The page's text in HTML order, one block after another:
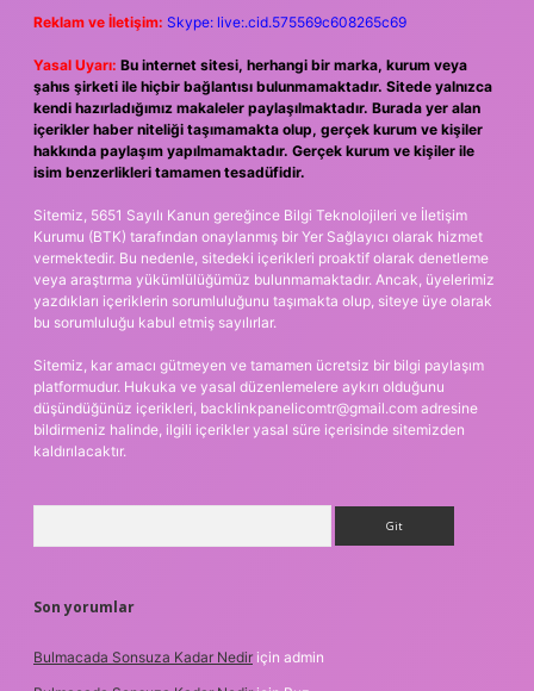
Reklam ve İletişim: Skype: live:.cid.575569c608265c69
Yasal Uyarı: Bu internet sitesi, herhangi bir marka, kurum veya
şahıs şirketi ile hiçbir bağlantısı bulunmamaktadır. Sitede yalnızca
kendi hazırladığımız makaleler paylaşılmaktadır. Burada yer alan
içerikler haber niteliği taşımamakta olup, gerçek kurum ve kişiler
hakkında paylaşım yapılmamaktadır. Gerçek kurum ve kişiler ile
isim benzerlikleri tamamen tesadüfidir.
Sitemiz, 5651 Sayılı Kanun gereğince Bilgi Teknolojileri ve İletişim
Kurumu (BTK) tarafından onaylanmış bir Yer Sağlayıcı olarak hizmet
vermektedir. Bu nedenle, sitedeki içerikleri proaktif olarak denetleme
veya araştırma yükümlülüğümüz bulunmamaktadır. Ancak, üyelerimiz
yazdıkları içeriklerin sorumluluğunu taşımakta olup, siteye üye olarak
bu sorumluluğu kabul etmiş sayılırlar.
Sitemiz, kar amacı gütmeyen ve tamamen ücretsiz bir bilgi paylaşım
platformudur. Hukuka ve yasal düzenlemelere aykırı olduğunu
düşündüğünüz içerikleri, backlinkpanelicomtr@gmail.com adresine
bildirmeniz halinde, ilgili içerikler yasal süre içerisinde sitemizden
kaldırılacaktır.
Son yorumlar
Bulmacada Sonsuza Kadar Nedir için admin